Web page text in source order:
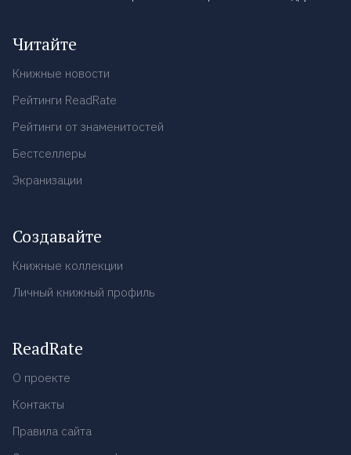
Читайте
Книжные новости
Рейтинги ReadRate
Рейтинги от знаменитостей
Бестселлеры
Экранизации
Создавайте
Книжные коллекции
Личный книжный профиль
ReadRate
О проекте
Контакты
Правила сайта